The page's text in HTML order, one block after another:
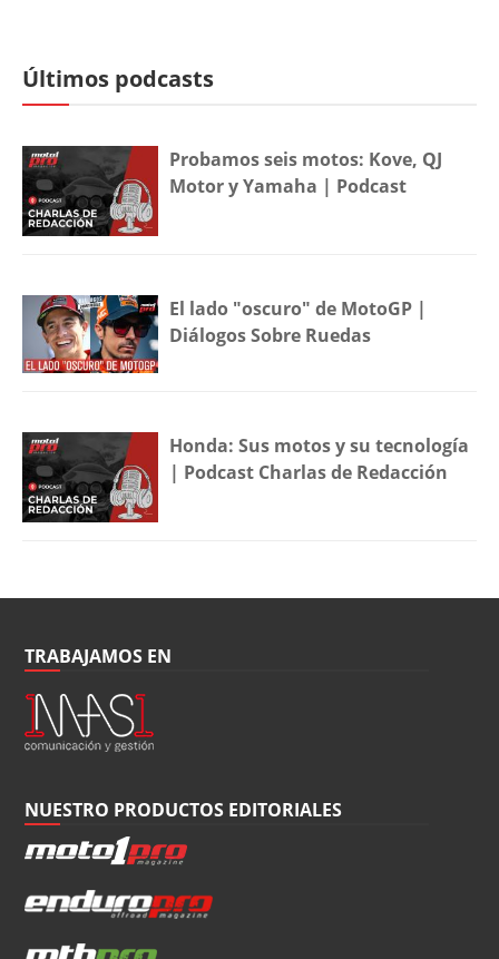
Últimos podcasts
Probamos seis motos: Kove, QJ
Motor y Yamaha | Podcast
El lado "oscuro" de MotoGP |
Diálogos Sobre Ruedas
Honda: Sus motos y su tecnología
| Podcast Charlas de Redacción
TRABAJAMOS EN
NUESTRO PRODUCTOS EDITORIALES